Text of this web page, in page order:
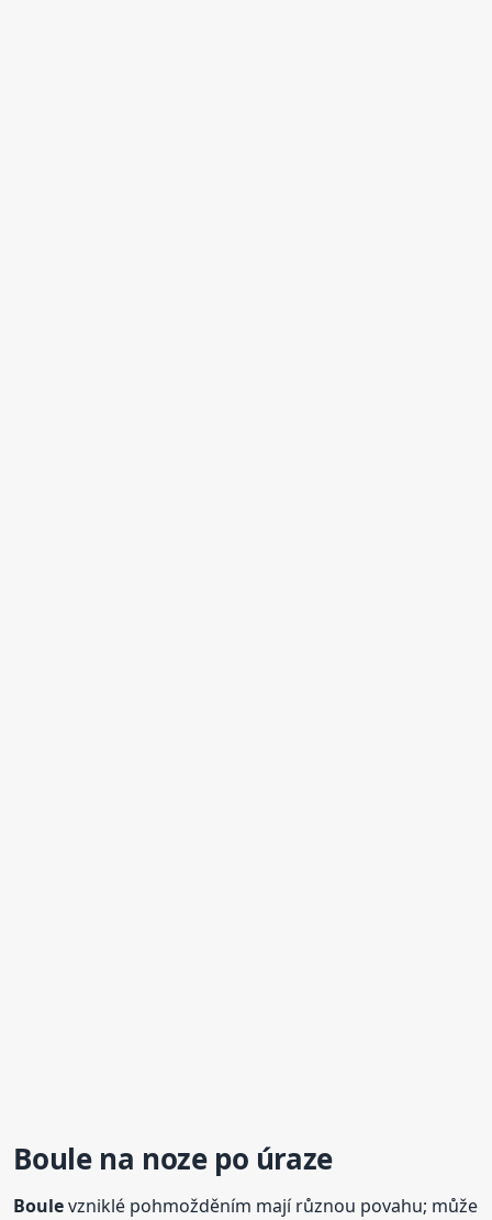
Boulena noze po úraze
Boulevzniklé pohmožděním mají různou povahu; může